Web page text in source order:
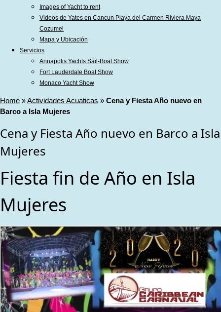
Images of Yacht to rent
Videos de Yates en Cancun Playa del Carmen Riviera Maya
Cozumel
Mapa y Ubicación
Servicios
Annapolis Yachts Sail-Boat Show
Fort Lauderdale Boat Show
Monaco Yacht Show
Home »Actividades Acuaticas » Cena y Fiesta Año nuevo en
Barco a Isla Mujeres
Cena y Fiesta Año nuevo en Barco a Isla
Mujeres
Fiesta fin de Año en Isla
Mujeres